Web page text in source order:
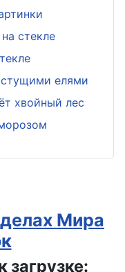
стекле
елями
хвойный лес
Мира
загрузке: